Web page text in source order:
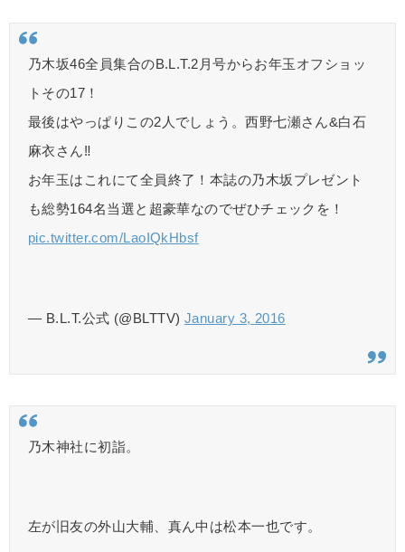
乃木坂46全員集合のB.L.T.2月号からお年玉オフショッ
トその17！
最後はやっぱりこの2人でしょう。西野七瀬さん&白石
麻衣さん‼︎
お年玉はこれにて全員終了！本誌の乃木坂プレゼント
も総勢164名当選と超豪華なのでぜひチェックを！
pic.twitter.com/LaoIQkHbsf
— B.L.T.公式 (@BLTTV)January 3, 2016
乃木神社に初詣。
左が旧友の外山大輔、真ん中は松本一也です。